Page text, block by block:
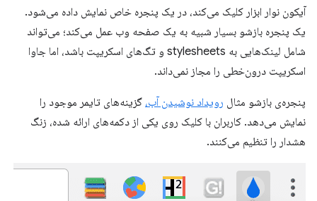
آیکون نوار ابزار کلیک می‌کند، در یک پنجره خاص نمایش داده می‌شود.
یک پنجره بازشو بسیار شبیه به یک صفحه وب عمل می‌کند؛ می‌تواند
شامل لینک‌هایی به stylesheets و تگ‌های اسکریپت باشد، اما جاوا
اسکریپت درون‌خطی را مجاز نمی‌داند.
پنجره‌ی بازشو مثال رویداد نوشیدن آب، گزینه‌های تایمر موجود را
نمایش می‌دهد. کاربران با کلیک روی یکی از دکمه‌های ارائه شده، زنگ
هشدار را تنظیم می‌کنند.